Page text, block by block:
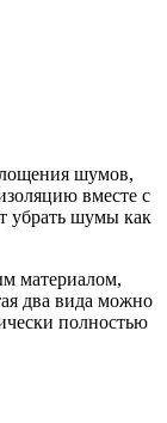
шумов,
вместе с
убрать шумы как
материалом,
два вида можно
полностью